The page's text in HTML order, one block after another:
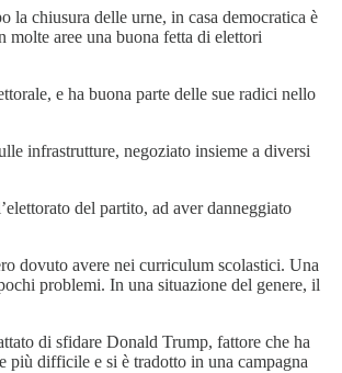
chiusura delle urne, in casa democratica è
aree una buona fetta di elettori
e ha buona parte delle sue radici nello
infrastrutture, negoziato insieme a diversi
del partito, ad aver danneggiato
dovuto avere nei curriculum scolastici. Una
problemi. In una situazione del genere, il
di sfidare Donald Trump, fattore che ha
più difficile e si è tradotto in una campagna